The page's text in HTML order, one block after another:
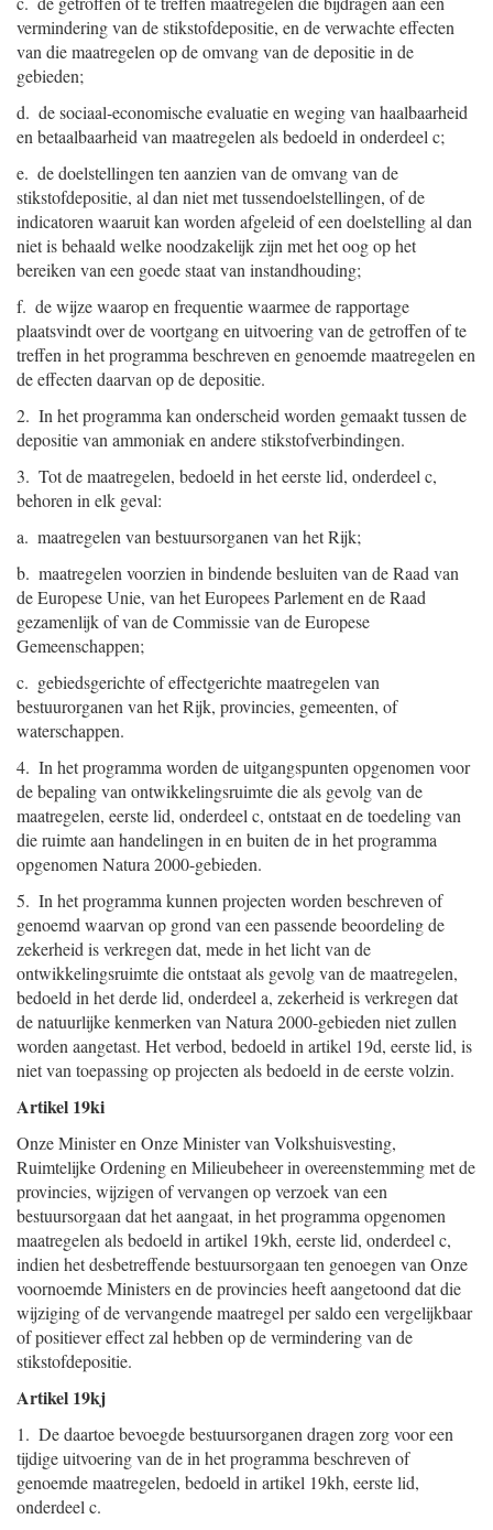
vermindering van de stikstofdepositie, en de verwachte effecten
van die maatregelen op de omvang van de depositie in de
gebieden;
d. de sociaal-economische evaluatie en weging van haalbaarheid
en betaalbaarheid van maatregelen als bedoeld in onderdeel c;
e. de doelstellingen ten aanzien van de omvang van de
stikstofdepositie, al dan niet met tussendoelstellingen, of de
indicatoren waaruit kan worden afgeleid of een doelstelling al dan
niet is behaald welke noodzakelijk zijn met het oog op het
bereiken van een goede staat van instandhouding;
f. de wijze waarop en frequentie waarmee de rapportage
plaatsvindt over de voortgang en uitvoering van de getroffen of te
treffen in het programma beschreven en genoemde maatregelen en
de effecten daarvan op de depositie.
2. In het programma kan onderscheid worden gemaakt tussen de
depositie van ammoniak en andere stikstofverbindingen.
3. Tot de maatregelen, bedoeld in het eerste lid, onderdeel c,
behoren in elk geval:
a. maatregelen van bestuursorganen van het Rijk;
b. maatregelen voorzien in bindende besluiten van de Raad van
de Europese Unie, van het Europees Parlement en de Raad
gezamenlijk of van de Commissie van de Europese
Gemeenschappen;
c. gebiedsgerichte of effectgerichte maatregelen van
bestuurorganen van het Rijk, provincies, gemeenten, of
waterschappen.
4. In het programma worden de uitgangspunten opgenomen voor
de bepaling van ontwikkelingsruimte die als gevolg van de
maatregelen, eerste lid, onderdeel c, ontstaat en de toedeling van
die ruimte aan handelingen in en buiten de in het programma
opgenomen Natura 2000-gebieden.
5. In het programma kunnen projecten worden beschreven of
genoemd waarvan op grond van een passende beoordeling de
zekerheid is verkregen dat, mede in het licht van de
ontwikkelingsruimte die ontstaat als gevolg van de maatregelen,
bedoeld in het derde lid, onderdeel a, zekerheid is verkregen dat
de natuurlijke kenmerken van Natura 2000-gebieden niet zullen
worden aangetast. Het verbod, bedoeld in artikel 19d, eerste lid, is
niet van toepassing op projecten als bedoeld in de eerste volzin.
Artikel 19ki
Onze Minister en Onze Minister van Volkshuisvesting,
Ruimtelijke Ordening en Milieubeheer in overeenstemming met de
provincies, wijzigen of vervangen op verzoek van een
bestuursorgaan dat het aangaat, in het programma opgenomen
maatregelen als bedoeld in artikel 19kh, eerste lid, onderdeel c,
indien het desbetreffende bestuursorgaan ten genoegen van Onze
voornoemde Ministers en de provincies heeft aangetoond dat die
wijziging of de vervangende maatregel per saldo een vergelijkbaar
of positiever effect zal hebben op de vermindering van de
stikstofdepositie.
Artikel 19kj
1. De daartoe bevoegde bestuursorganen dragen zorg voor een
tijdige uitvoering van de in het programma beschreven of
genoemde maatregelen, bedoeld in artikel 19kh, eerste lid,
onderdeel c.